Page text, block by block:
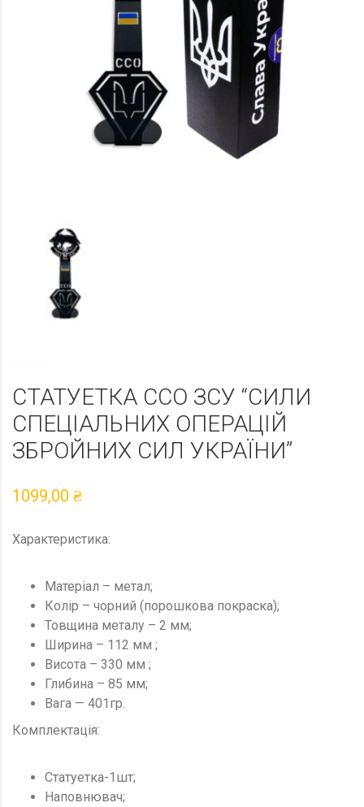
СТАТУЕТКА ССО ЗСУ “СИЛИ
СПЕЦІАЛЬНИХ ОПЕРАЦІЙ
ЗБРОЙНИХ СИЛ УКРАЇНИ”
1099,00 ₴
Характеристика:
Матеріал – метал;
Колір – чорний (порошкова покраска);
Товщина металу – 2 мм;
Ширина – 112 мм ;
Висота – 330 мм ;
Глибина – 85 мм;
Вага — 401гр.
Комплектація:
Статуетка-1шт;
Наповнювач;